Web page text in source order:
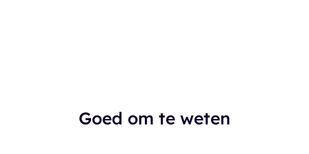
Goed om te weten